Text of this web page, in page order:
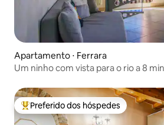
Apartamento ⋅ Ferrara
Um ninho com vista para o rio a 8
Entre os melhores preferidos dos
Preferido dos hóspedes